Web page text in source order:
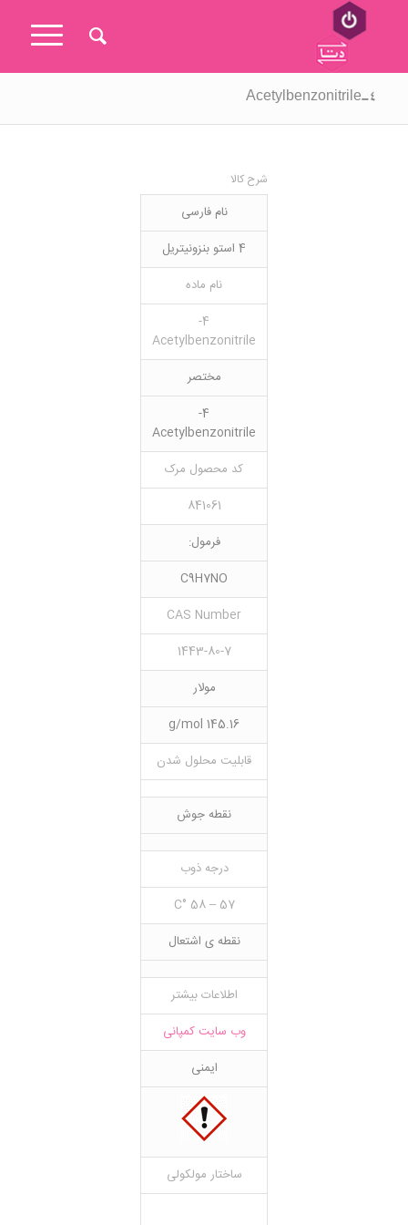
۴-Acetylbenzonitrile
شرح کالا
نام فارسی
4 استو بنزونیتریل
نام ماده
4-
Acetylbenzonitrile
مختصر
4-
Acetylbenzonitrile
کد محصول مرک
841061
فرمول:
C9H7NO
CAS Number
1443-80-7
مولار
145.16 g/mol
قابلیت محلول شدن
نقطه جوش
درجه ذوب
57 – 58 °C
نقطه ی اشتعال
اطلاعات بیشتر
وب سایت کمپانی
ایمنی
ساختار مولکولی